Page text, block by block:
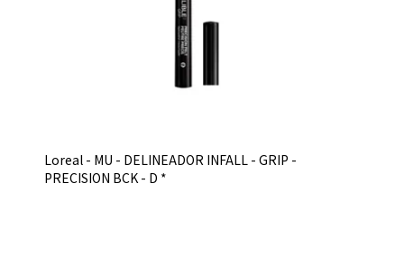
Loreal - MU - DELINEADOR INFALL - GRIP -
PRECISION BCK - D *